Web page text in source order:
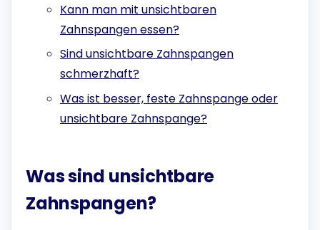
Kann man mit unsichtbaren
Zahnspangen essen?
Sind unsichtbare Zahnspangen
schmerzhaft?
Was ist besser, feste Zahnspange oder
unsichtbare Zahnspange?
Was sind unsichtbare
Zahnspangen?